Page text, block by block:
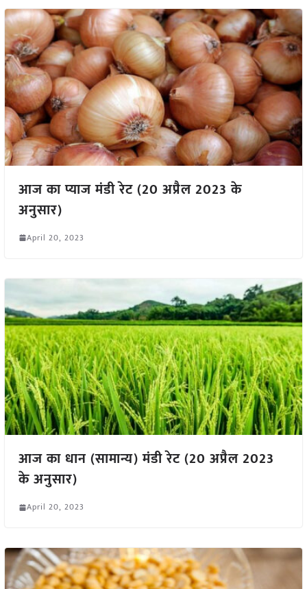
आज का प्याज मंडी रेट (20 अप्रैल 2023 के
अनुसार)
April 20, 2023
आज का धान (सामान्य) मंडी रेट (20 अप्रैल 2023
के अनुसार)
April 20, 2023